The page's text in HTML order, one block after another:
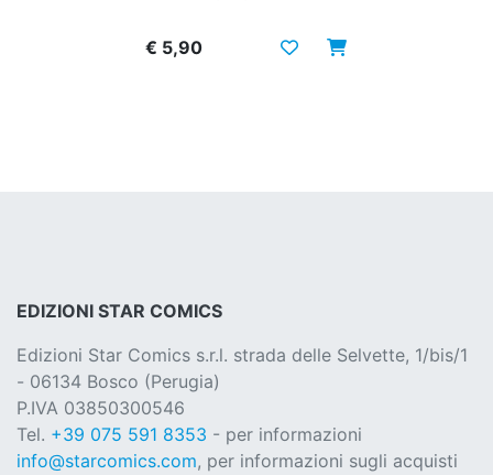
€ 5,90
EDIZIONI STAR COMICS
Edizioni Star Comics s.r.l. strada delle Selvette, 1/bis/1
- 06134 Bosco (Perugia)
P.IVA 03850300546
Tel. +39 075 591 8353 - per informazioni
info@starcomics.com, per informazioni sugli acquisti